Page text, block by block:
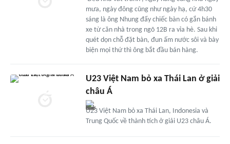
mưa, ngày đông cũng như ngày hạ, cứ 4h30
sáng là ông Nhung đẩy chiếc bàn có gắn bánh
xe từ căn nhà trong ngõ 12B ra vỉa hè. Sau khi
quét dọn chỗ đặt bàn, đun ấm nước sôi và bày
biện mọi thứ thì ông bắt đầu bán hàng.
U23 Việt Nam bỏ xa Thái Lan ở giải
châu Á
U23 Việt Nam bỏ xa Thái Lan, Indonesia và
Trung Quốc về thành tích ở giải U23 châu Á.